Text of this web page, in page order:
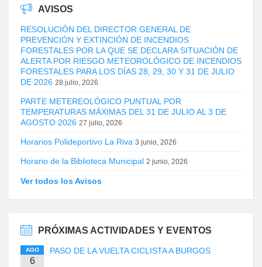
AVISOS
RESOLUCIÓN DEL DIRECTOR GENERAL DE
PREVENCIÓN Y EXTINCIÓN DE INCENDIOS
FORESTALES POR LA QUE SE DECLARA SITUACIÓN DE
ALERTA POR RIESGO METEOROLÓGICO DE INCENDIOS
FORESTALES PARA LOS DÍAS 28, 29, 30 Y 31 DE JULIO
DE 2026 28 julio, 2026
PARTE METEREOLÓGICO PUNTUAL POR
TEMPERATURAS MÁXIMAS DEL 31 DE JULIO AL 3 DE
AGOSTO 2026 27 julio, 2026
Horarios Polideportivo La Riva 3 junio, 2026
Horario de la Biblioteca Municipal 2 junio, 2026
Ver todos los Avisos
PRÓXIMAS ACTIVIDADES Y EVENTOS
AGO
6
PASO DE LA VUELTA CICLISTA A BURGOS